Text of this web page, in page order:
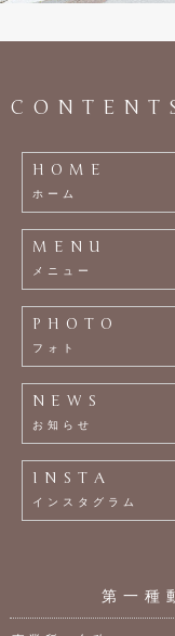
HOME
ホーム
MENU
メニュー
PHOTO
フォト
NEWS
お知らせ
INSTA
インスタグラム
第一種